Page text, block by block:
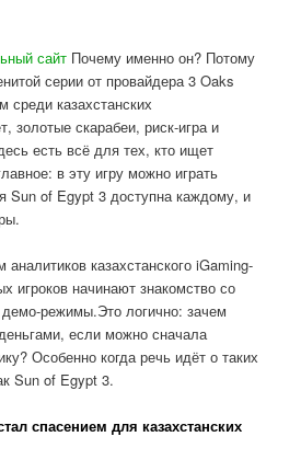
сайт Почему именно он? Потому
серии от провайдера 3 Oaks
среди казахстанских
золотые скарабеи, риск-игра и
есть всё для тех, кто ищет
в эту игру можно играть
Sun of Egypt 3 доступна каждому, и
казахстанского iGaming-
игроков начинают знакомство со
режимы.Это логично: зачем
если можно сначала
Особенно когда речь идёт о таких
Sun of Egypt 3.
спасением для казахстанских